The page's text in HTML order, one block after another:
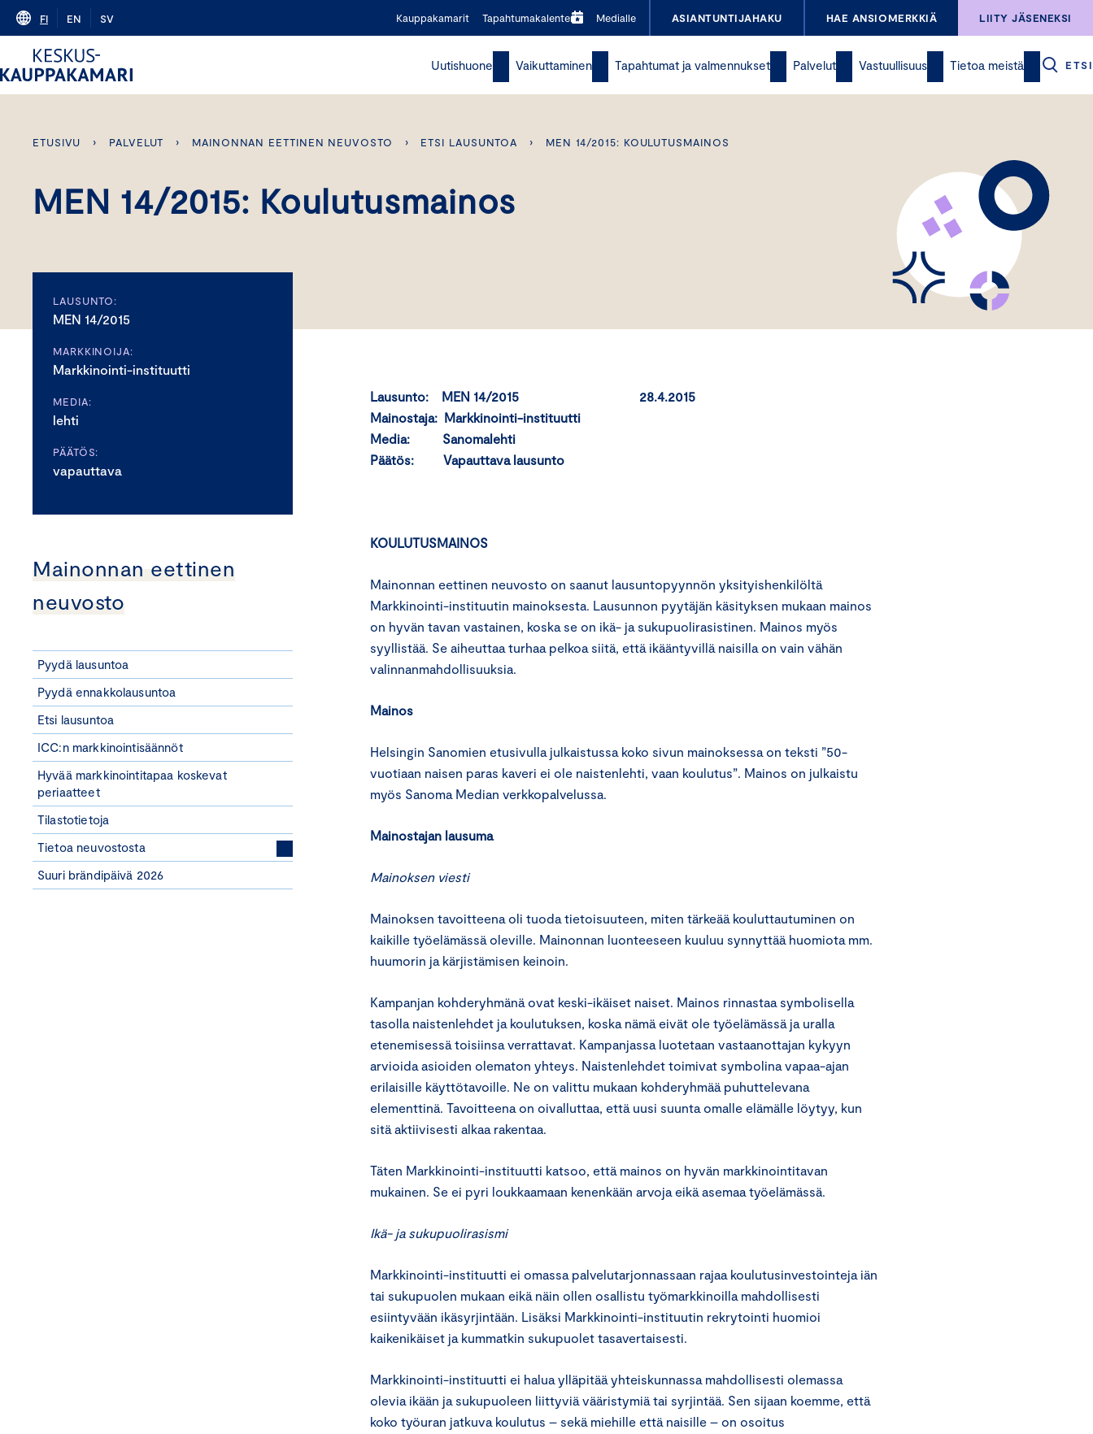
Skip
content
FI EN SV Kauppakamarit Tapahtumakalenteri Medialle ASIANTUNTIJAHAKU HAE ANSIOMERKKIÄ LIITY JÄSENEKSI
Uutishuone Vaikuttaminen Tapahtumat ja valmennukset Palvelut Vastuullisuus Tietoa meistä ETSI
ETUSIVU › PALVELUT › MAINONNAN EETTINEN NEUVOSTO › ETSI LAUSUNTOA › MEN 14/2015: KOULUTUSMAINOS
MEN 14/2015: Koulutusmainos
LAUSUNTO:
MEN 14/2015
MARKKINOIJA:
Markkinointi-instituutti
MEDIA:
lehti
PÄÄTÖS:
vapauttava
Mainonnan eettinen
neuvosto
Pyydä lausuntoa
Pyydä ennakkolausuntoa
Etsi lausuntoa
ICC:n markkinointisäännöt
Hyvää markkinointitapaa koskevat
periaatteet
Tilastotietoja
Tietoa neuvostosta
Suuri brändipäivä 2026
Lausunto: MEN 14/2015 28.4.2015
Mainostaja: Markkinointi-instituutti
Media: Sanomalehti
Päätös: Vapauttava lausunto
KOULUTUSMAINOS
Mainonnan eettinen neuvosto on saanut lausuntopyynnön yksityishenkilöltä
Markkinointi-instituutin mainoksesta. Lausunnon pyytäjän käsityksen mukaan mainos
on hyvän tavan vastainen, koska se on ikä- ja sukupuolirasistinen. Mainos myös
syyllistää. Se aiheuttaa turhaa pelkoa siitä, että ikääntyvillä naisilla on vain vähän
valinnanmahdollisuuksia.
Mainos
Helsingin Sanomien etusivulla julkaistussa koko sivun mainoksessa on teksti ”50-
vuotiaan naisen paras kaveri ei ole naistenlehti, vaan koulutus”. Mainos on julkaistu
myös Sanoma Median verkkopalvelussa.
Mainostajan lausuma
Mainoksen viesti
Mainoksen tavoitteena oli tuoda tietoisuuteen, miten tärkeää kouluttautuminen on
kaikille työelämässä oleville. Mainonnan luonteeseen kuuluu synnyttää huomiota mm.
huumorin ja kärjistämisen keinoin.
Kampanjan kohderyhmänä ovat keski-ikäiset naiset. Mainos rinnastaa symbolisella
tasolla naistenlehdet ja koulutuksen, koska nämä eivät ole työelämässä ja uralla
etenemisessä toisiinsa verrattavat. Kampanjassa luotetaan vastaanottajan kykyyn
arvioida asioiden olematon yhteys. Naistenlehdet toimivat symbolina vapaa-ajan
erilaisille käyttötavoille. Ne on valittu mukaan kohderyhmää puhuttelevana
elementtinä. Tavoitteena on oivalluttaa, että uusi suunta omalle elämälle löytyy, kun
sitä aktiivisesti alkaa rakentaa.
Täten Markkinointi-instituutti katsoo, että mainos on hyvän markkinointitavan
mukainen. Se ei pyri loukkaamaan kenenkään arvoja eikä asemaa työelämässä.
Ikä- ja sukupuolirasismi
Markkinointi-instituutti ei omassa palvelutarjonnassaan rajaa koulutusinvestointeja iän
tai sukupuolen mukaan eikä näin ollen osallistu työmarkkinoilla mahdollisesti
esiintyvään ikäsyrjintään. Lisäksi Markkinointi-instituutin rekrytointi huomioi
kaikenikäiset ja kummatkin sukupuolet tasavertaisesti.
Markkinointi-instituutti ei halua ylläpitää yhteiskunnassa mahdollisesti olemassa
olevia ikään ja sukupuoleen liittyviä vääristymiä tai syrjintää. Sen sijaan koemme, että
koko työuran jatkuva koulutus – sekä miehille että naisille – on osoitus